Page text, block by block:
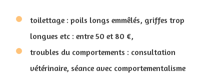
toilettage : poils longs emmêlés, griffes trop
longues etc : entre 50 et 80 €,
troubles du comportements : consultation
vétérinaire, séance avec comportementalisme